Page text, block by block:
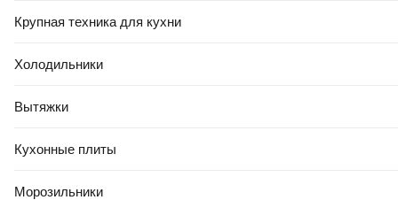
Крупная техника для кухни
Холодильники
Вытяжки
Кухонные плиты
Морозильники
178,90 Ҕ
CVC 1860 ALL1 SOLO /